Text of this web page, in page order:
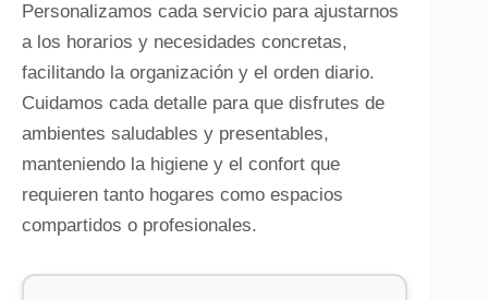
Personalizamos cada servicio para ajustarnos
a los horarios y necesidades concretas,
facilitando la organización y el orden diario.
Cuidamos cada detalle para que disfrutes de
ambientes saludables y presentables,
manteniendo la higiene y el confort que
requieren tanto hogares como espacios
compartidos o profesionales.